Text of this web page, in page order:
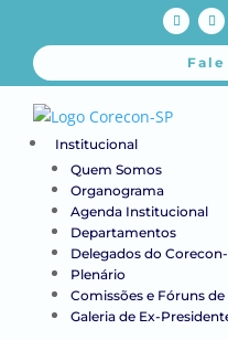
Fale
Institucional
Quem Somos
Organograma
Agenda Institucional
Departamentos
Delegados do Corecon-
Plenário
Comissões e Fóruns de
Galeria de Ex-